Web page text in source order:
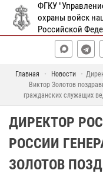
ФГКУ
охраны войск
Российской
Главная Новости
Виктор Золотов
гражданских служащих
ДИРЕКТОР
РОССИИ
ЗОЛОТОВ